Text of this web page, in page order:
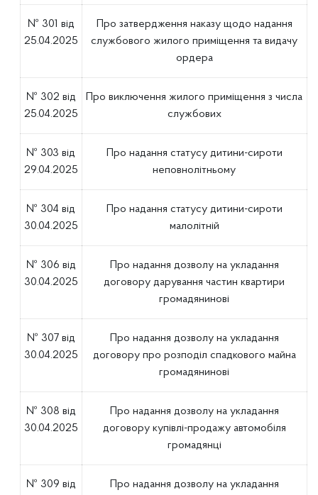
№ 301 від
25.04.2025
Про затвердження наказу щодо надання
службового жилого приміщення та видачу
ордера
№ 302 від
25.04.2025
Про виключення жилого приміщення з числа
службових
№ 303 від
29.04.2025
Про надання статусу дитини-сироти
неповнолітньому
№ 304 від
30.04.2025
Про надання статусу дитини-сироти
малолітній
№ 306 від
30.04.2025
Про надання дозволу на укладання
договору дарування частин квартири
громадянинові
№ 307 від
30.04.2025
Про надання дозволу на укладання
договору про розподіл спадкового майна
громадянинові
№ 308 від
30.04.2025
Про надання дозволу на укладання
договору купівлі-продажу автомобіля
громадянці
№ 309 від
Про надання дозволу на укладання